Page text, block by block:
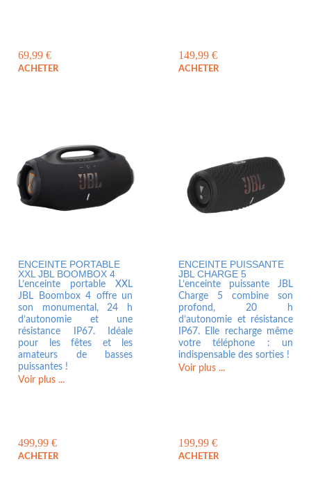
69,99 €
ACHETER
149,99 €
ACHETER
ENCEINTE PORTABLE
XXL JBL BOOMBOX 4
L’enceinte portable XXL
JBL Boombox 4 offre un
son monumental, 24 h
d’autonomie et une
résistance IP67. Idéale
pour les fêtes et les
amateurs de basses
puissantes !
Voir plus ...
499,99 €
ACHETER
ENCEINTE PUISSANTE
JBL CHARGE 5
L’enceinte puissante JBL
Charge 5 combine son
profond, 20 h
d’autonomie et résistance
IP67. Elle recharge même
votre téléphone : un
indispensable des sorties !
Voir plus ...
199,99 €
ACHETER